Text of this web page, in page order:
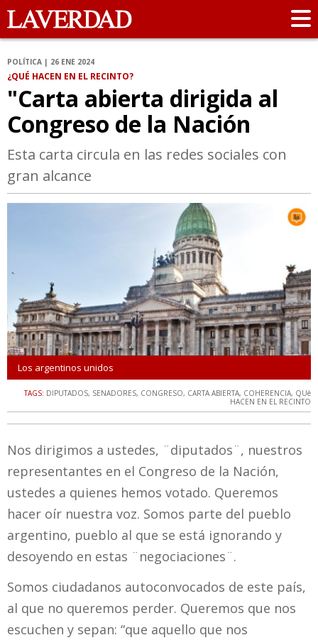
POLÍTICA | 26 ENE 2024
¿QUÉ HACEN EN EL RECINTO?
"Carta abierta dirigida al
Congreso de la Nación
Esta carta circula en las redes sociales con
gran alcance
Los argentinos unidos
TAGS: DIPUTADOS, SENADORES, CONGRESO, CARTA ABIERTA, COHERENCIA, QUé
HACEN EN EL RECINTO
Nos dirigimos a ustedes, ¨diputados¨, nuestros
representantes en el Congreso de la Nación,
ustedes a quienes hemos votado. Queremos
hacer oír nuestra voz. Somos parte del pueblo
argentino, pueblo al que se está ignorando y
desoyendo en estas ¨negociaciones¨.
Somos ciudadanos autoconvocados de este país,
al que no queremos perder. Queremos que nos
escuchen y sepan: “que aquello que nos